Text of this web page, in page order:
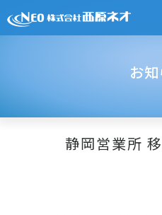
お
静岡営業所